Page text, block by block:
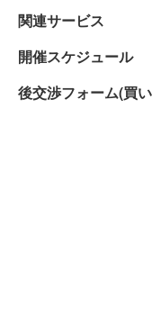
関連サービス
開催スケジュール
後交渉フォーム(買